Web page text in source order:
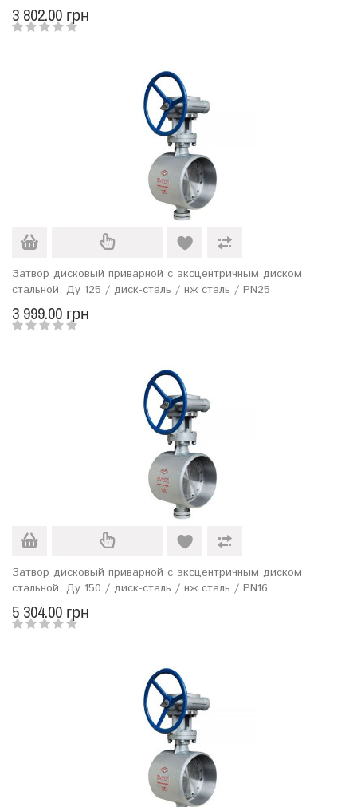
3 802.00 грн
Затвор дисковый приварной с эксцентричным диском
стальной, Ду 125 / диск-сталь / нж сталь / PN25
3 999.00 грн
Затвор дисковый приварной с эксцентричным диском
стальной, Ду 150 / диск-сталь / нж сталь / PN16
5 304.00 грн